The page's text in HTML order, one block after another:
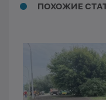
ПОХОЖИЕ